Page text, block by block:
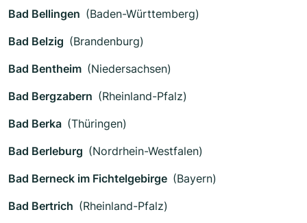
Bad Bellingen (Baden-Württemberg)
Bad Belzig (Brandenburg)
Bad Bentheim (Niedersachsen)
Bad Bergzabern (Rheinland-Pfalz)
Bad Berka (Thüringen)
Bad Berleburg (Nordrhein-Westfalen)
Bad Berneck im Fichtelgebirge (Bayern)
Bad Bertrich (Rheinland-Pfalz)